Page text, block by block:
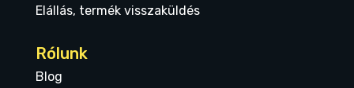
Elállás, termék visszaküldés
Rólunk
Blog